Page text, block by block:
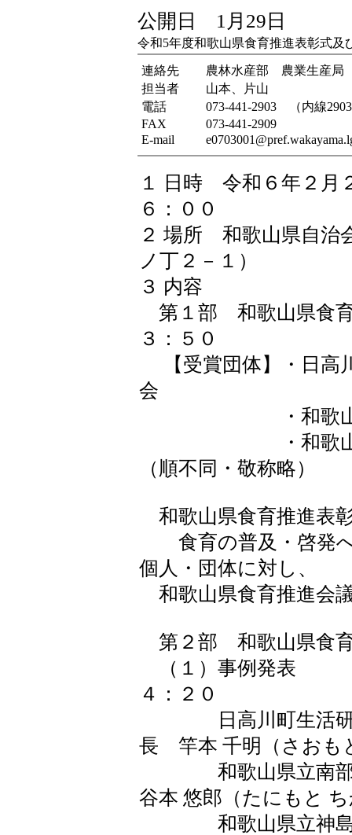
公開日 1月29日
令和5年度和歌山県食育推進表彰式及
連絡先
農林水産部 農業生産局
担当者
山本、片山
電話
073-441-2903 （内線
FAX
073-441-2909
E-mail
１ 日時 令和６年２月
６：００
２ 場所 和歌山県自治
ノ丁２－１）
３ 内容
第１部 和歌山県食
３：５０
【受賞団体】・日高
会
・和歌山県立
・和歌山県
（順不同・敬称略）
和歌山県食育推進表
食育の普及・啓発へ
個人・団体に対し、
和歌山県食育推進会
第２部 和歌山県食
（１）事例発
４：２０
日高川町生活研
長 竿本 千明（さおも
和歌山県立南
谷本 悠郎（たにもと
和歌山県立